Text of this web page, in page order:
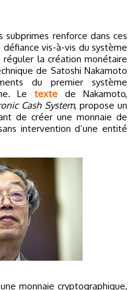
vis-à-vis du système
la création monétaire
de Satoshi Nakamoto
du premier système
Letexte de Nakamoto,
Cash System, propose un
de créer une monnaie de
intervention d’une entité
monnaie cryptographique,